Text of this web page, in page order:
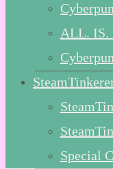
ALL. IS.
Special